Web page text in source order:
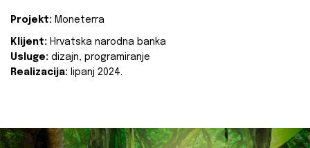
Projekt: Moneterra
Klijent: Hrvatska narodna banka
Usluge: dizajn, programiranje
Realizacija: lipanj 2024.